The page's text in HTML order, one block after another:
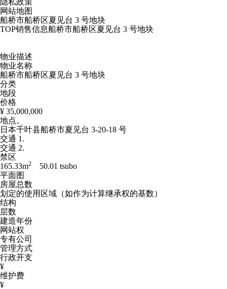
隐私政策
网站地图
船桥市船桥区夏见台 3 号地块
TOP销售信息船桥市船桥区夏见台 3 号地块
物业描述
物业名称
船桥市船桥区夏见台 3 号地块
分类
地段
价格
¥ 35,000,000
地点。
日本千叶县船桥市夏见台 3-20-18 号
交通 1.
交通 2.
禁区
165.33m2
50.01 tsubo
平面图
房屋总数
划定的使用区域（如作为计算继承权的基数）
结构
层数
建造年份
网站权
专有公司
管理方式
行政开支
¥
维护费
¥